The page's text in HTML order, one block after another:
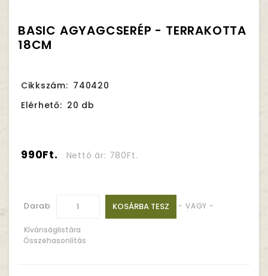
BASIC AGYAGCSERÉP - TERRAKOTTA
18CM
Cikkszám: 740420
Elérhető: 20 db
990Ft. Nettó ár: 780Ft.
Darab KOSÁRBA TESZ - VAGY -
Kívánságlistára
Összehasonlítás